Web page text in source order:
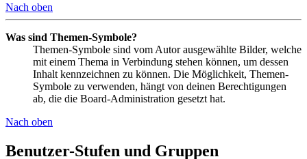
Nach oben
Was sind Themen-Symbole?
Themen-Symbole sind vom Autor ausgewählte Bilder, welche
mit einem Thema in Verbindung stehen können, um dessen
Inhalt kennzeichnen zu können. Die Möglichkeit, Themen-
Symbole zu verwenden, hängt von deinen Berechtigungen
ab, die die Board-Administration gesetzt hat.
Nach oben
Benutzer-Stufen und Gruppen